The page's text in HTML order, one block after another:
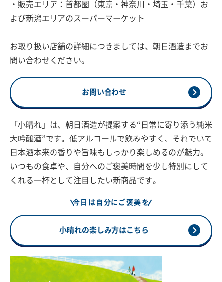
・販売エリア：首都圏（東京・神奈川・埼玉・千葉）お
よび新潟エリアのスーパーマーケット
お取り扱い店舗の詳細につきましては、朝日酒造までお
問い合わせください。
お問い合わせ
「小晴れ」は、朝日酒造が提案する“日常に寄り添う純米
大吟醸酒”です。低アルコールで飲みやすく、それでいて
日本酒本来の香りや旨味もしっかり楽しめるのが魅力。
いつもの食卓や、自分へのご褒美時間を少し特別にして
くれる一杯として注目したい新商品です。
今日は自分にご褒美を
小晴れの楽しみ方はこちら